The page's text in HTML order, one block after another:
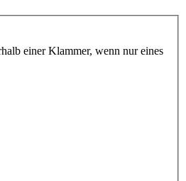
einer Klammer, wenn nur eines